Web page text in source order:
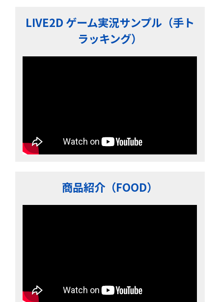
LIVE2D ゲーム実況サンプル（手ト
ラッキング）
商品紹介（FOOD）